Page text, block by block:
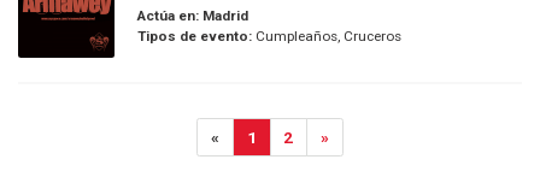
Actúa en: Madrid
Tipos de evento:Cumpleaños, Cruceros
« 1 2 »